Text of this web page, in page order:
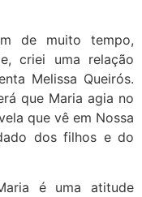
de muito tempo,
criei uma relação
Melissa Queirós.
que Maria agia no
que vê em Nossa
dos filhos e do
é uma atitude